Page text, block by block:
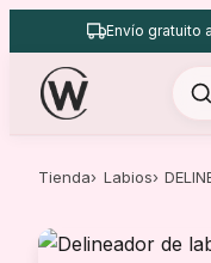
al
contenido
Envío gratuito
Tienda Labios